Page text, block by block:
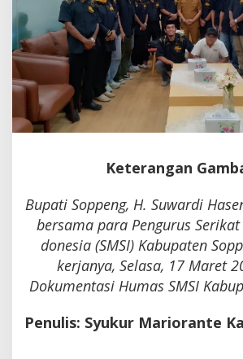
Keterangan
Bupati Soppeng, H. Suwardi
bersama para Pengurus
donesia (SMSI) Kabupaten
kerjanya, Selasa, 17 Maret
Dokumentasi Humas SMSI
Penulis: Syukur Mariorante